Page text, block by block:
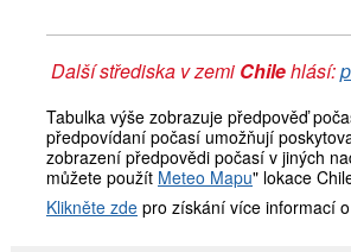
Další střediska v zemi Chilehlásí:
Tabulka výše zobrazuje předpověď
předpovídaní počasí umožňují
zobrazení předpovědi počasí v jiných
můžete použít Meteo Mapu" lokace
Klikněte zde pro získání více informací